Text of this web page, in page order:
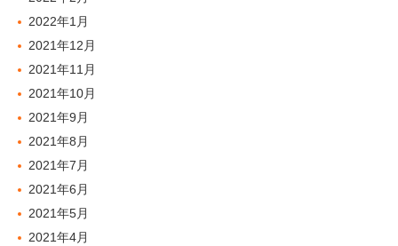
2022年1月
2021年12月
2021年11月
2021年10月
2021年9月
2021年8月
2021年7月
2021年6月
2021年5月
2021年4月